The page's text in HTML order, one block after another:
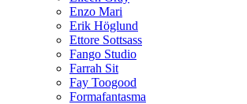
Enzo Mari
Erik Höglund
Ettore Sottsass
Fango Studio
Farrah Sit
Fay Toogood
Formafantasma